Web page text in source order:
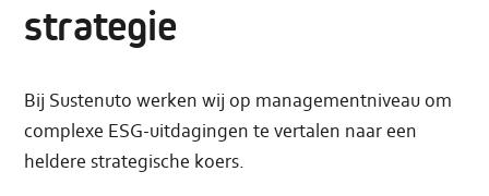
strategie
Bij Sustenuto werken wij op managementniveau om
complexe ESG-uitdagingen te vertalen naar een
heldere strategische koers.